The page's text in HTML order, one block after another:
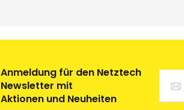
Anmeldung für den Netztech
Newsletter mit
Aktionen und Neuheiten